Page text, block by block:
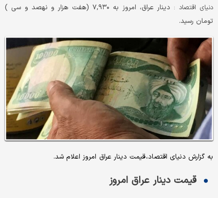
دنیای اقتصاد :
دینار عراق، امروز به ۷,۹۳۰ (هفت هزار و نهصد و سی )
تومان رسید.
به گزارش دنیای اقتصاد، قیمت دینار عراق امروز اعلام شد.
قیمت دینار عراق امروز